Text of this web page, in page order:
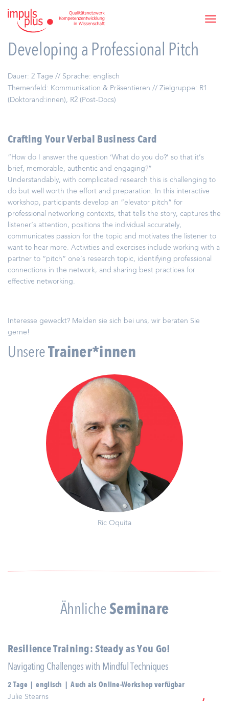
Developing a Professional Pitch
Dauer: 2 Tage // Sprache: englisch
Themenfeld: Kommunikation & Präsentieren // Zielgruppe: R1
(Doktorand:innen), R2 (Post-Docs)
Crafting Your Verbal Business Card
“How do I answer the question ‘What do you do?’ so that it’s
brief, memorable, authentic and engaging?”
Understandably, with complicated research this is challenging to
do but well worth the effort and preparation. In this interactive
workshop, participants develop an “elevator pitch” for
professional networking contexts, that tells the story, captures the
listener’s attention, positions the individual accurately,
communicates passion for the topic and motivates the listener to
want to hear more. Activities and exercises include working with a
partner to “pitch” one’s research topic, identifying professional
connections in the network, and sharing best practices for
effective networking.
Interesse geweckt? Melden sie sich bei uns, wir beraten Sie
gerne!
Unsere Trainer*innen
Ric Oquita
Ähnliche Seminare
Resilience Training: Steady as You Go!
Navigating Challenges with Mindful Techniques
2 Tage | englisch | Auch als Online-Workshop verfügbar
Julie Stearns